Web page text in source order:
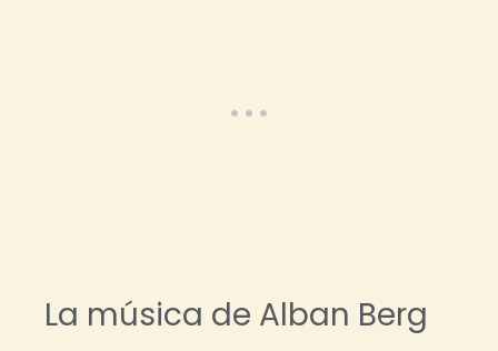
La música de Alban Berg